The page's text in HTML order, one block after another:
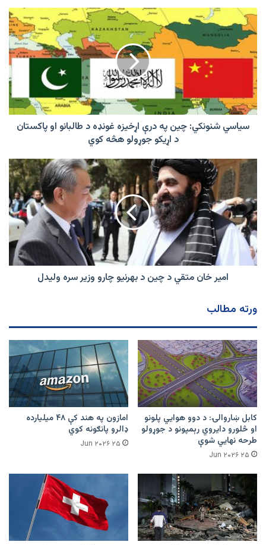
سیاسي
شنونکي:
چین
په
درې
غونډه
د
طالبانو
اړیکو
جوړولو
کوي
سیاسي شنونکي: چین په درې اړخیزه غونډه د طالبانو او پاکستان
د اړیکو جوړولو هڅه کوي
امیر
خان
متقي
د
چین
د
بهرنيو
چارو
وزیر
امیر خان متقي د چین د بهرنيو چارو وزیر سره ولیدل
ورته مطالب
کابل ښاروالۍ: د دوو هوايي پلونو
او څلورو دایروي رېمپونو د جوړولو
طرحه نهایي شوې
۲۵ Jun ۲۰۲۶
امازون په هند کې ۴۸ میلیارده
ډالرو پانګونه کوي
۲۵ Jun ۲۰۲۶